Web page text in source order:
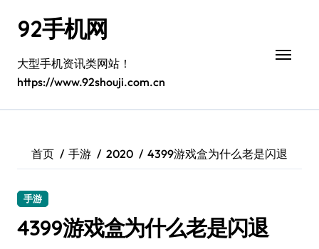
92手机网
大型手机资讯类网站！
https://www.92shouji.com.cn
首页 手游 2020 4399游戏盒为什么老是闪退
手游
4399游戏盒为什么老是闪退